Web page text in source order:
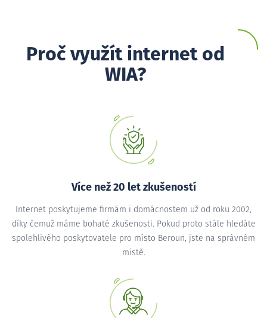
Proč využít internet od
WIA?
Více než 20 let zkušeností
Internet poskytujeme firmám i domácnostem už od roku 2002,
díky čemuž máme bohaté zkušenosti. Pokud proto stále hledáte
spolehlivého poskytovatele pro místo Beroun, jste na správném
místě.